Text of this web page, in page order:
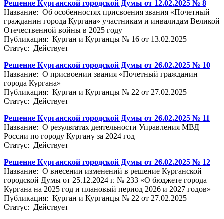
Решение Курганской городской Думы от 12.02.2025 № 8
Название: Об особенностях присвоения звания «Почетный
гражданин города Кургана» участникам и инвалидам Великой
Отечественной войны в 2025 году
Публикация: Курган и Курганцы № 16 от 13.02.2025
Статус: Действует
Решение Курганской городской Думы от 26.02.2025 № 10
Название: О присвоении звания «Почетный гражданин
города Кургана»
Публикация: Курган и Курганцы № 22 от 27.02.2025
Статус: Действует
Решение Курганской городской Думы от 26.02.2025 № 11
Название: О результатах деятельности Управления МВД
России по городу Кургану за 2024 год
Статус: Действует
Решение Курганской городской Думы от 26.02.2025 № 12
Название: О внесении изменений в решение Курганской
городской Думы от 25.12.2024 г. № 233 «О бюджете города
Кургана на 2025 год и плановый период 2026 и 2027 годов»
Публикация: Курган и Курганцы № 22 от 27.02.2025
Статус: Действует